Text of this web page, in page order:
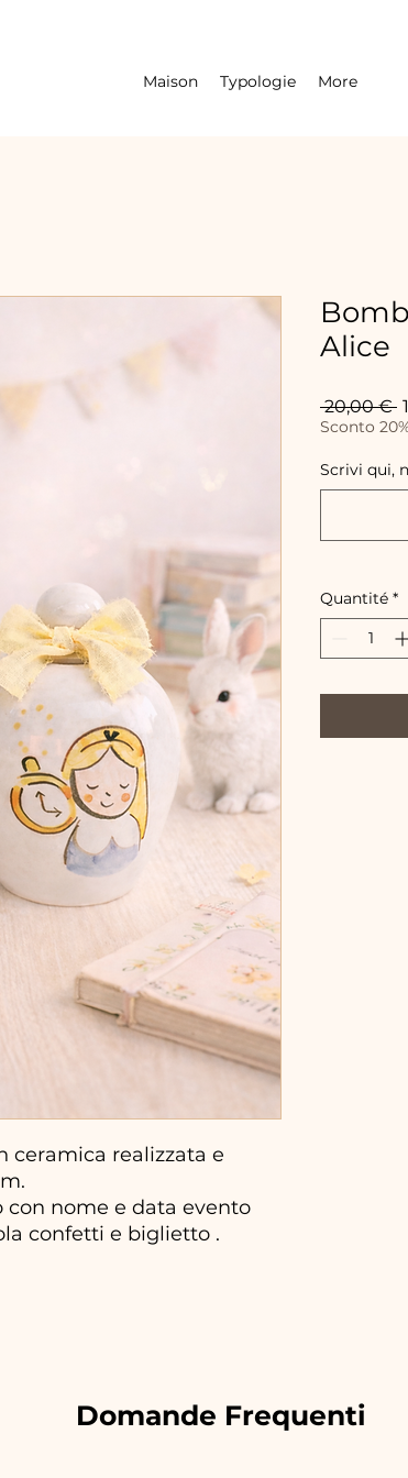
Maison Typologie More
ceramica realizzata e
nome e data evento
confetti e biglietto .
Alice
20,00 €
Sconto
Scrivi qui,
Quantité *
Domande Frequenti